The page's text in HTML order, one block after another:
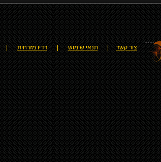
צור קשר תנאי שימוש רדיו מזרחית